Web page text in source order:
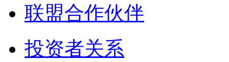
联盟合作伙伴
投资者关系